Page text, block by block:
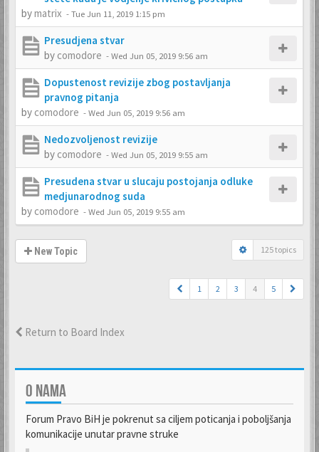
bymatrix -Tue Jun 11, 2019 1:15 pm
Presudjena stvar
by comodore -Wed Jun 05, 2019 9:56 am
Dopustenost revizije zbog postavljanja
pravnog pitanja
by comodore -Wed Jun 05, 2019 9:56 am
Nedozvoljenost revizije
by comodore -Wed Jun 05, 2019 9:55 am
Presudena stvar u slucaju postojanja odluke
medjunarodnog suda
by comodore -Wed Jun 05, 2019 9:55 am
New Topic 125 topics
1 2 3 4 5
Return to Board Index
O NAMA
Forum Pravo BiH je pokrenut sa ciljem poticanja i poboljšanja
komunikacije unutar pravne struke